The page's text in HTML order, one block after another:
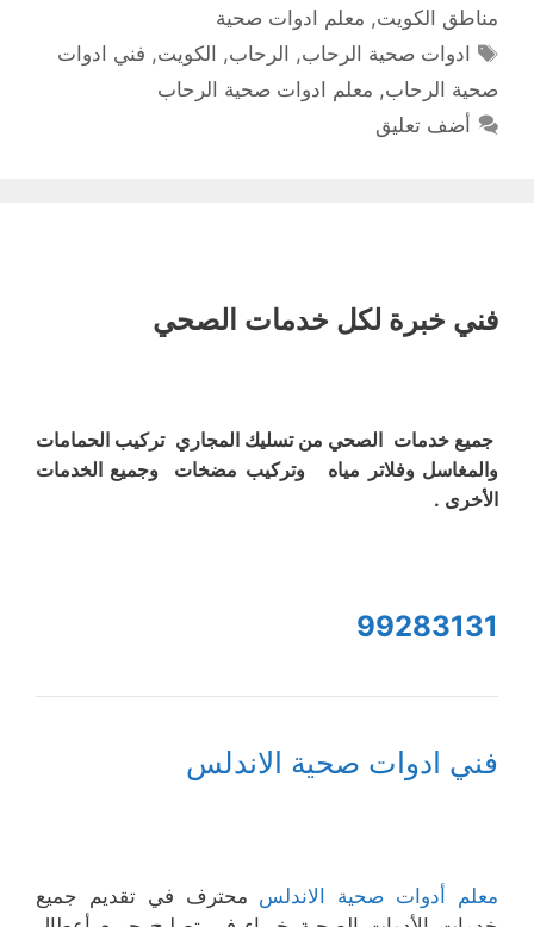
مناطق الكويت, معلم ادوات صحية
الوسوم
ادوات صحية الرحاب, الرحاب, الكويت, فني ادوات
صحية الرحاب, معلم ادوات صحية الرحاب
أضف تعليق
فني خبرة لكل خدمات الصحي
جميع خدمات الصحي من تسليك المجاري تركيب الحمامات
والمغاسل وفلاتر مياه وتركيب مضخات وجميع الخدمات
الأخرى .
99283131
فني ادوات صحية الاندلس
معلم أدوات صحية الاندلس محترف في تقديم جميع